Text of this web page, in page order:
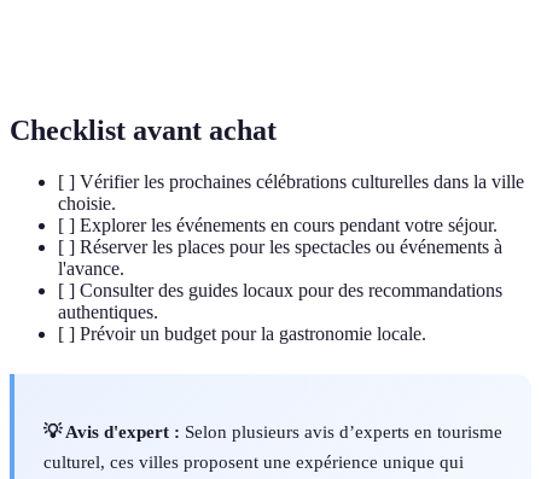
Checklist avant achat
[ ] Vérifier les prochaines célébrations culturelles dans la ville
choisie.
[ ] Explorer les événements en cours pendant votre séjour.
[ ] Réserver les places pour les spectacles ou événements à
l'avance.
[ ] Consulter des guides locaux pour des recommandations
authentiques.
[ ] Prévoir un budget pour la gastronomie locale.
💡 Avis d'expert : Selon plusieurs avis d’experts en tourisme
culturel, ces villes proposent une expérience unique qui